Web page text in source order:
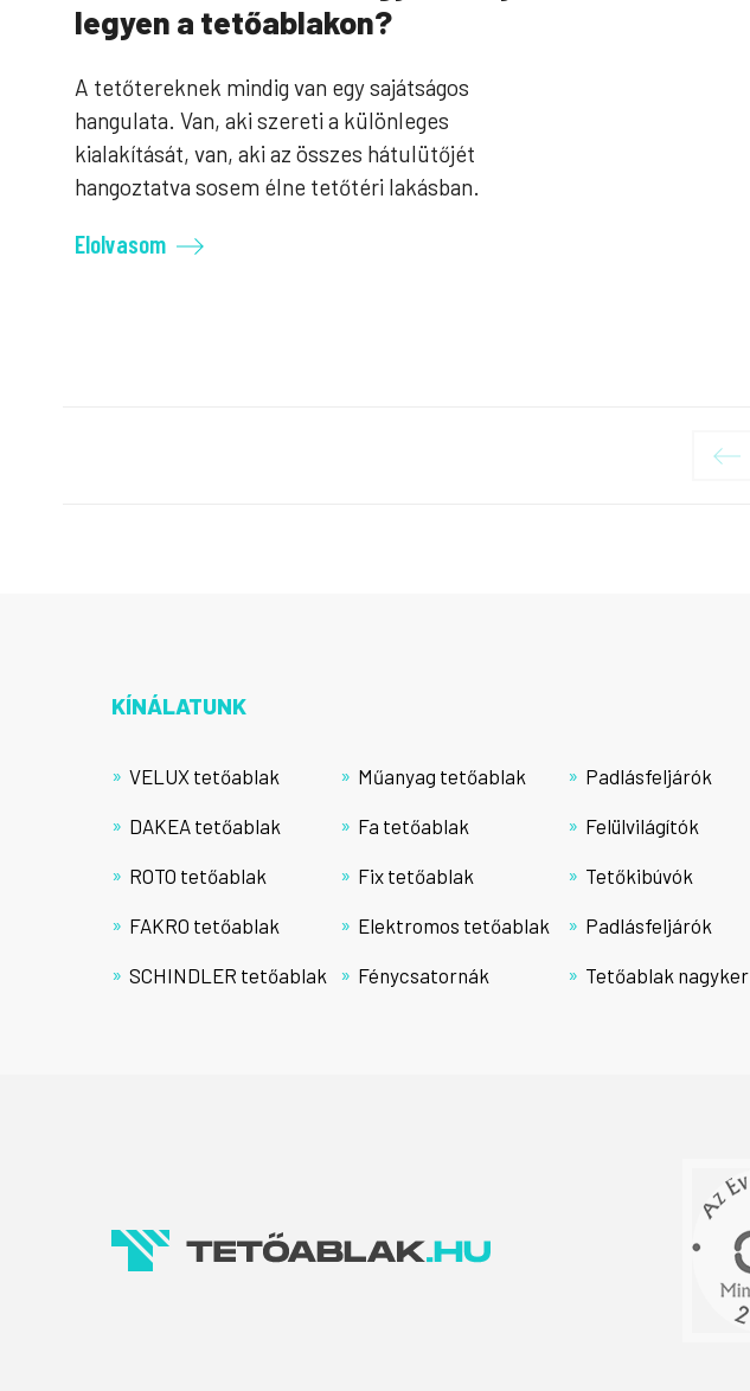
legyen a tetőablakon?
A tetőtereknek mindig van egy sajátságos
hangulata. Van, aki szereti a különleges
kialakítását, van, aki az összes hátulütőjét
hangoztatva sosem élne tetőtéri lakásban.
Elolvasom
KÍNÁLATUNK
VELUX tetőablak
DAKEA tetőablak
ROTO tetőablak
FAKRO tetőablak
SCHINDLER tetőablak
Műanyag tetőablak
Fa tetőablak
Fix tetőablak
Elektromos tetőablak
Fénycsatornák
Padlásfeljárók
Felülvilágítók
Tetőkibúvók
Padlásfeljárók
Tetőablak nagyker